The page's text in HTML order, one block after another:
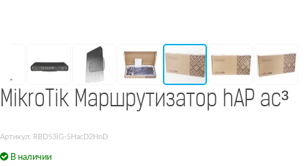
MikroTik Маршрутизатор hAP ac³
Артикул: RBD53iG-5HacD2HnD
В наличии